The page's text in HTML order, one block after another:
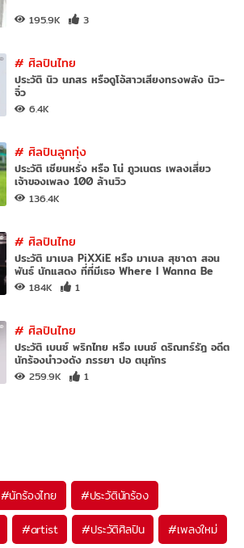
195.9K 3
#ศิลปินไทย
ประวัติ นิว นภสร หรือดูโอ้สาวเสียงทรงพลัง นิว-
จิ๋ว
6.4K
#ศิลปินลูกทุ่ง
ประวัติ เซียนหรั่ง หรือ โน่ ภูวเนตร เพลงเสี่ยว
เจ้าของเพลง 100 ล้านวิว
136.4K
#ศิลปินไทย
ประวัติ มาเบล PiXXiE หรือ มาเบล สุชาดา สอน
พันธ์ นักแสดง ที่ที่มีเธอ Where I Wanna Be
184K 1
#ศิลปินไทย
ประวัติ เบนซ์ พริกไทย หรือ เบนซ์ ดริณทร์รัฎ อดีต
นักร้องนำวงดัง ภรรยา ปอ ตนุภัทร
259.9K 1
#นักร้องไทย #ประวัตินักร้อง
#artist #ประวัติศิลปิน #เพลงใหม่